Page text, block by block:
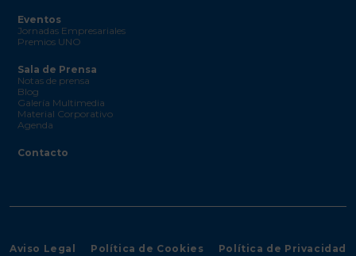
Eventos
Jornadas Empresariales
Premios UNO
Sala de Prensa
Notas de prensa
Blog
Galería Multimedia
Material Corporativo
Agenda
Contacto
Aviso Legal Política de Cookies Política de Privacidad